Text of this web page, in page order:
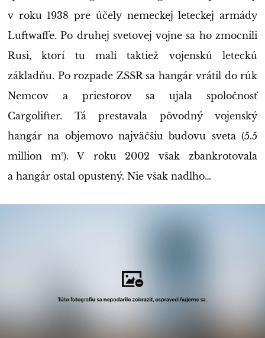
v roku 1938 pre účely nemeckej leteckej armády
Luftwaffe. Po druhej svetovej vojne sa ho zmocnili
Rusi, ktorí tu mali taktiež vojenskú leteckú
základňu. Po rozpade ZSSR sa hangár vrátil do rúk
Nemcov a priestorov sa ujala spoločnosť
Cargolifter. Tá prestavala pôvodný vojenský
hangár na objemovo najväčšiu budovu sveta (5.5
million m³). V roku 2002 však zbankrotovala
a hangár ostal opustený. Nie však nadlho…